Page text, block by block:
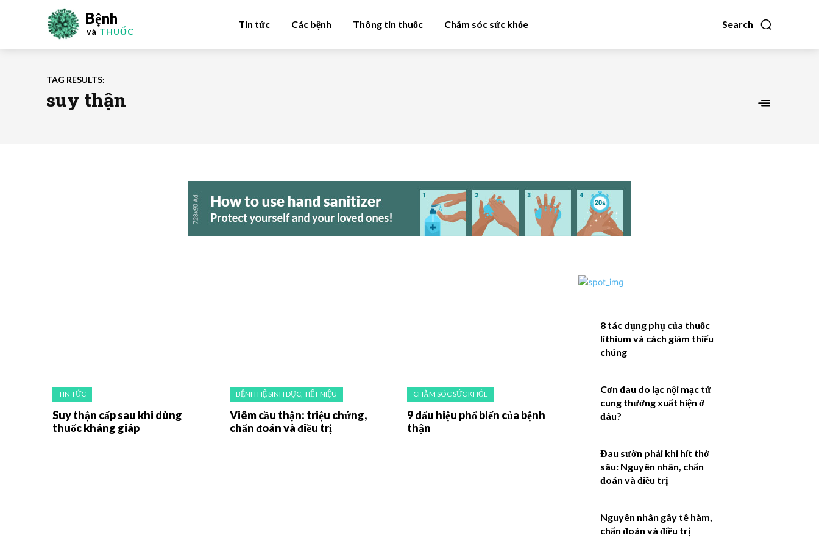
Bệnh
và THUỐC
Search
Tin tức Các bệnh Thông tin thuốc Chăm sóc sức khỏe
TAG RESULTS:
suy thận
TIN TỨC
Suy thận cấp sau khi dùng
thuốc kháng giáp
BỆNH HỆ SINH DỤC, TIẾT NIỆU
Viêm cầu thận: triệu chứng,
chẩn đoán và điều trị
CHĂM SÓC SỨC KHỎE
9 dấu hiệu phổ biến của bệnh
thận
8 tác dụng phụ của thuốc
lithium và cách giảm thiểu
chúng
Cơn đau do lạc nội mạc tử
cung thường xuất hiện ở
đâu?
Đau sườn phải khi hít thở
sâu: Nguyên nhân, chẩn
đoán và điều trị
Nguyên nhân gây tê hàm,
chẩn đoán và điều trị